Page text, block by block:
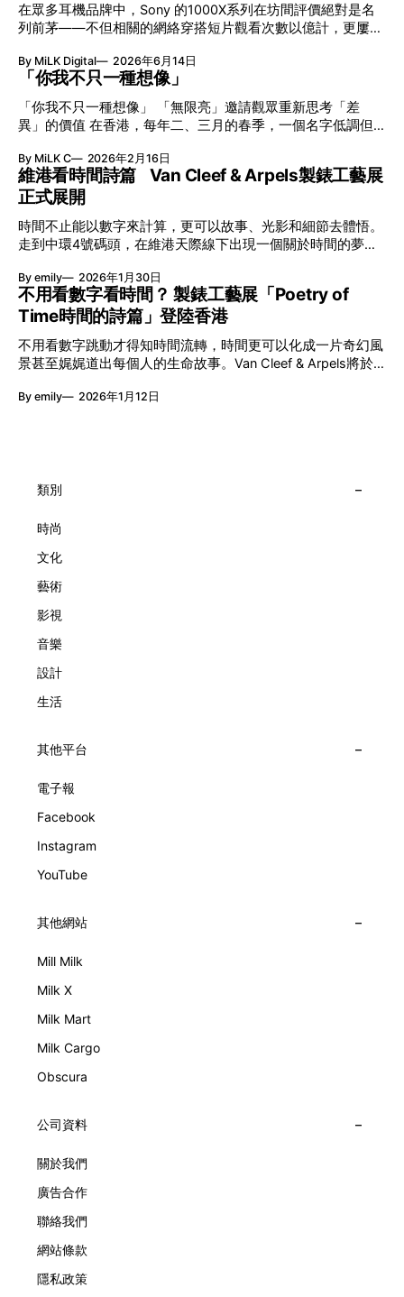
在眾多耳機品牌中，Sony 的1000X系列在坊間評價絕對是名
列前茅——不但相關的網絡穿搭短片觀看次數以億計，更屢獲
VGP 金獎，也是 Amazon 折扣日的大熱推介。
By MiLK Digital 2026年6月14日
「你我不只一種想像」
「你我不只一種想像」 「無限亮」邀請觀眾重新思考「差
異」的價值 在香港，每年二、三月的春季，一個名字低調但
節與香港賽馬會慈善信託基金聯合呈獻，以共融藝術為核心，
八年來不只是帶來無數來自世界各地的優秀節目，更致力於在
本地建立屬於香港的共融創作生態。今年更首度與本地兩大旗
艦藝團強強聯手打造兩部深具意義的作品《遊延》及《弦上光
影》，展開一場前所未有的藝術對話，擦下多元藝術下的流動
能量，全面開展一場無界限嘅藝術旅程。 第八屆「無限亮」
以「你我不只一種想像」為題，從共融角度重新思索「差異」
的價值。不同能力人士是社會多樣性的一部分。每人皆擁有
「不同」能力與特質，當我們一齊生活、一齊創作、互相啟
發，偏見與界線，也自然被藝術溶化。 「無限亮」2026精彩
節目包括: 2月27日至3月1日：帕拉管弦樂團《無邊狂想曲》/
音樂‧舞蹈 (開幕節目) 2月28日至3月1日：
By MiLK C 2026年2月16日
維港看時間詩篇 Van Cleef & Arpels製錶工藝展
正式展開
時間不止能以數字來計算，更可以故事、光影和細節去體悟。
走到中環4號碼頭，在維港天際線下出現一個關於時間的夢幻
覽。由即日至2月8日期間舉行，世家把一貫低調精緻的製錶語
言搬離傳統店舖，放進公共場域，讓時間不只是腕上的個人物
件，而是一場可以與他人一同經歷的詩意旅程。 在碼頭打開
「時間詩集」 走進展場尤如翻開一本時間詩集，藉由不同主
題呈現時間的無限想像。Van Cleef & Arpels的腕錶從來不是
由單純的機械與數字堆砌，更像是腕上的動人故事。 世家以
精湛的製錶技術與敘事美學為核心，讓每一枚腕錶都超越單純
報時的功能，而是把稍縱即逝的瞬間凝結成可以反覆閱讀的畫
子，以及訴說時間的珠寶。每個主題展區都有精美的佈置回應
By emily 2026年1月30日
不用看數字看時間？ 製錶工藝展「Poetry of
Time時間的詩篇」登陸香港
不用看數字跳動才得知時間流轉，時間更可以化成一片奇幻風
景甚至娓娓道出每個人的生命故事。Van Cleef & Arpels將於1
詩篇」展覽，邀請大家走進由愛情故事、詩意星象、迷人自然
大主題展區，彰顯世家的核心價值。2010年，Van Cleef &
級鐘錶大賞（Grand Prix d'Horlogerie de Genève）中獲獎的
擁而吻。雙逆跳機芯精準驅動這場機械浪漫，讓時間不再是抽
象概念，而是心跳的律動。 故事並未完結，2025年推出的
Lady Arpels Bal des Amoureux
By emily 2026年1月12日
類別
時尚
文化
藝術
影視
音樂
設計
生活
其他平台
電子報
Facebook
Instagram
YouTube
其他網站
Mill Milk
Milk X
Milk Mart
Milk Cargo
Obscura
公司資料
關於我們
廣告合作
聯絡我們
網站條款
隱私政策